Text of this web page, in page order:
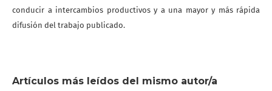
conducir a intercambios productivos y a una mayor y más rápida
difusión del trabajo publicado.
Artículos más leídos del mismo autor/a